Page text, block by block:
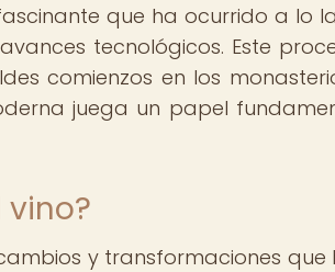
que ha ocurrido a lo
tecnológicos. Este
comienzos en los
juega un papel
vino?
y transformaciones